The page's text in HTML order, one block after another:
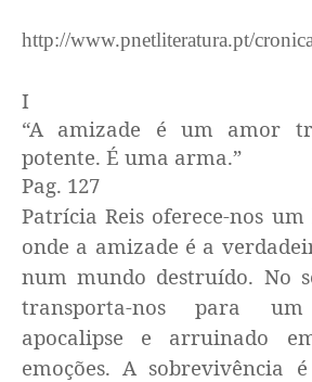
http://www.pnetliteratura.pt/
I
“A amizade é um amor
potente. É uma arma.”
Pag. 127
Patrícia Reis oferece-nos
onde a amizade é a
num mundo destruído. No
transporta-nos para
apocalipse e arruinado
emoções. A sobrevivência